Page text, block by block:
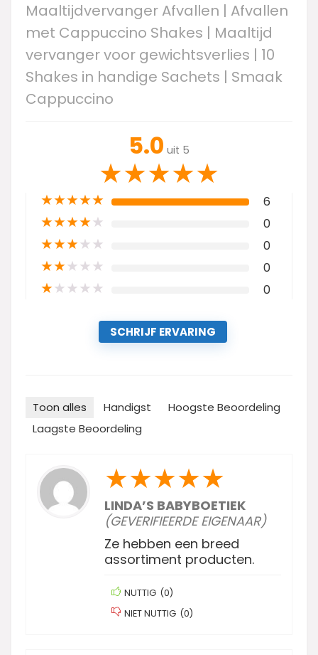
Maaltijdvervanger Afvallen | Afvallen
met Cappuccino Shakes | Maaltijd
vervanger voor gewichtsverlies | 10
Shakes in handige Sachets | Smaak
Cappuccino
5.0 uit 5
★★★★★
★★★★★ 6
★★★★★ 0
★★★★★ 0
★★★★★ 0
★★★★★ 0
SCHRIJF ERVARING
Toon alles Handigst
Hoogste Beoordeling
Laagste Beoordeling
★★★★★
LINDA’S BABYBOETIEK
(GEVERIFIEERDE EIGENAAR)
Ze hebben een breed
assortiment producten.
NUTTIG (0)
NIET NUTTIG (0)